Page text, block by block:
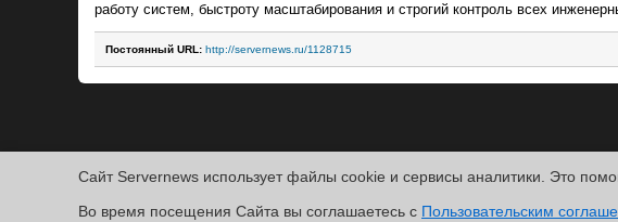
работу систем, быстроту масштабирования и строгий контроль всех
Постоянный URL: http://servernews.ru/1128715
Copyright ©2010-2026 Servernews.Пользовательское соглашение.Защищено CURATOR.
Сайт Servernews использует файлы cookie и сервисы аналитики. Это
Во время посещения Cайта вы соглашаетесь с Пользовательским